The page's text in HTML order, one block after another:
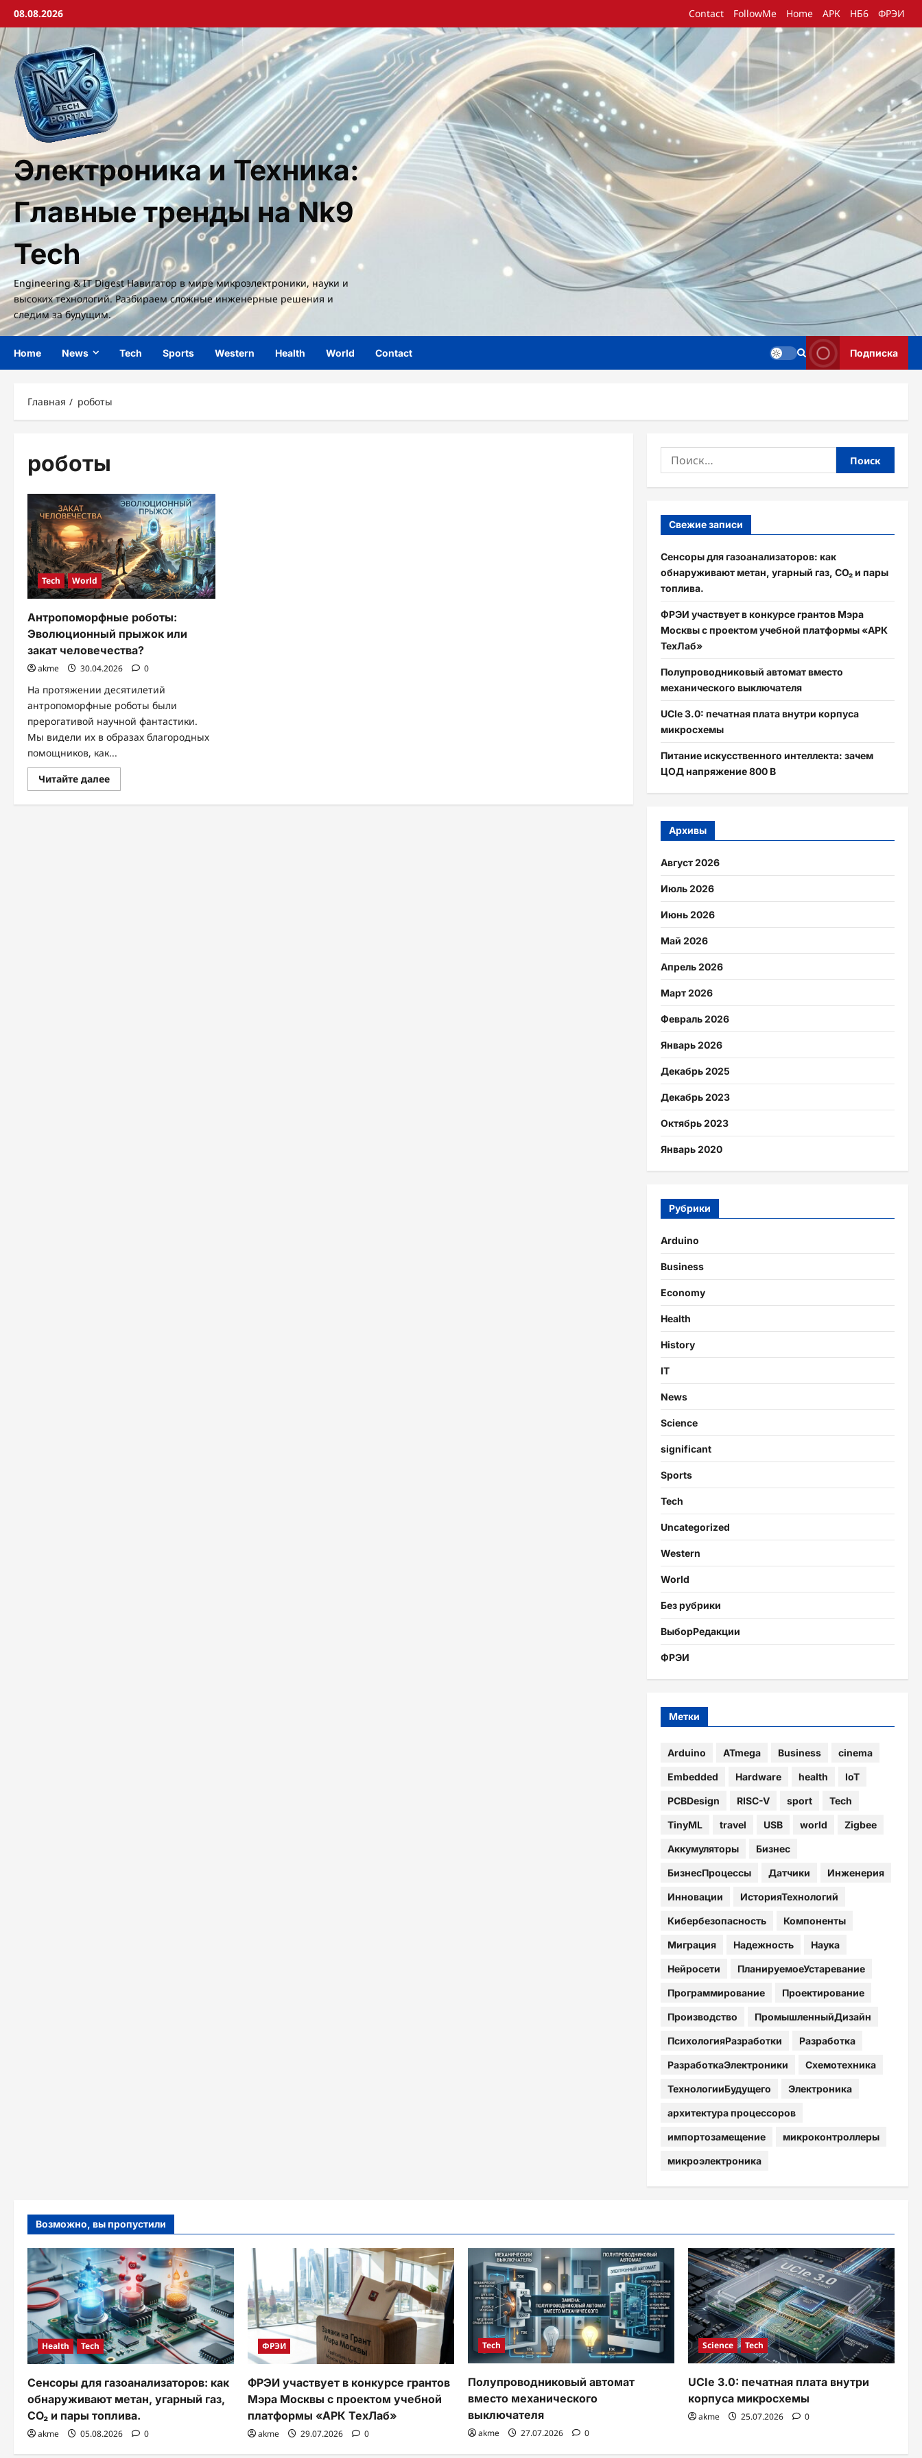
Перейти
содержимому
08.08.2026 Contact FollowMe Home АРК НБ6 ФРЭИ
Электроника и Техника:
Главные тренды на Nk9
Tech
Engineering & IT Digest Навигатор в мире микроэлектроники, науки и
высоких технологий. Разбираем сложные инженерные решения и
следим за будущим.
Home News Tech Sports Western Health World Contact Подписка
Главная роботы
роботы
Tech World
Антропоморфные роботы:
Эволюционный прыжок или
закат человечества?
akme 30.04.2026 0
На протяжении десятилетий
антропоморфные роботы были
прерогативой научной фантастики.
Мы видели их в образах благородных
помощников, как...
Читайте далееПрочитать
больше
Антропоморфные
Найти:
Свежие записи
Сенсоры для газоанализаторов: как
обнаруживают метан, угарный газ, CO₂ и пары
топлива.
ФРЭИ участвует в конкурсе грантов Мэра
Москвы с проектом учебной платформы «АРК
ТехЛаб»
Полупроводниковый автомат вместо
механического выключателя
UCIe 3.0: печатная плата внутри корпуса
микросхемы
Питание искусственного интеллекта: зачем
ЦОД напряжение 800 В
Архивы
Август 2026
Июль 2026
Июнь 2026
Май 2026
Апрель 2026
Март 2026
Февраль 2026
Январь 2026
Декабрь 2025
Декабрь 2023
Октябрь 2023
Январь 2020
Рубрики
Arduino
Business
Economy
Health
History
IT
News
Science
significant
Sports
Tech
Uncategorized
Western
World
Без рубрики
ВыборРедакции
ФРЭИ
Метки
Arduino ATmega Business cinema
Embedded Hardware health IoT
PCBDesign RISC-V sport Tech
TinyML travel USB world Zigbee
Аккумуляторы Бизнес
БизнесПроцессы Датчики Инженерия
Инновации ИсторияТехнологий
Кибербезопасность Компоненты
Миграция Надежность Наука
Нейросети ПланируемоеУстаревание
Программирование Проектирование
Производство ПромышленныйДизайн
ПсихологияРазработки Разработка
РазработкаЭлектроники Схемотехника
ТехнологииБудущего Электроника
архитектура процессоров
импортозамещение микроконтроллеры
микроэлектроника
Возможно, вы пропустили
Health Tech
Сенсоры для газоанализаторов: как
обнаруживают метан, угарный газ,
CO₂ и пары топлива.
akme 05.08.2026 0
ФРЭИ
ФРЭИ участвует в конкурсе грантов
Мэра Москвы с проектом учебной
платформы «АРК ТехЛаб»
akme 29.07.2026 0
Tech
Полупроводниковый автомат
вместо механического
выключателя
akme 27.07.2026 0
Science Tech
UCIe 3.0: печатная плата внутри
корпуса микросхемы
akme 25.07.2026 0